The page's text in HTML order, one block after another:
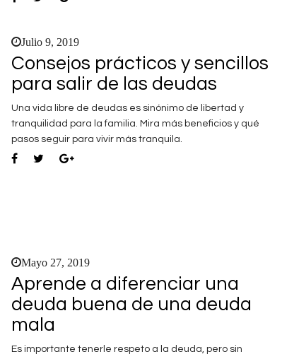
Julio 9, 2019
Consejos prácticos y sencillos
para salir de las deudas
Una vida libre de deudas es sinónimo de libertad y
tranquilidad para la familia. Mira más beneficios y qué
pasos seguir para vivir más tranquila.
Mayo 27, 2019
Aprende a diferenciar una
deuda buena de una deuda
mala
Es importante tenerle respeto a la deuda, pero sin